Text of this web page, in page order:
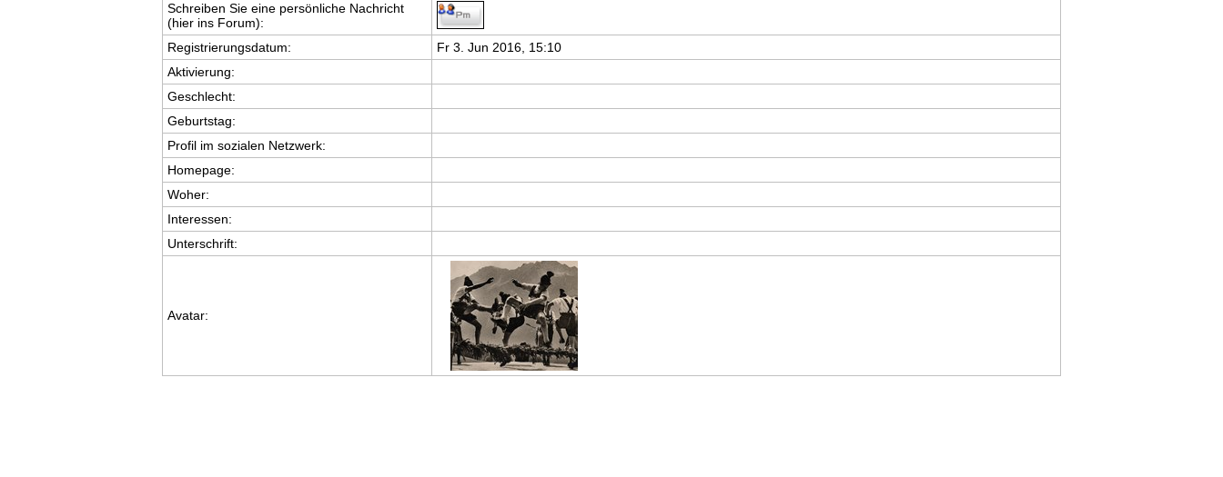
Schreiben Sie eine persönliche Nachricht
(hier ins Forum):
Registrierungsdatum:
Fr 3. Jun 2016, 15:10
Aktivierung:
Geschlecht:
Geburtstag:
Profil im sozialen Netzwerk:
Homepage:
Woher:
Interessen:
Unterschrift:
Avatar: